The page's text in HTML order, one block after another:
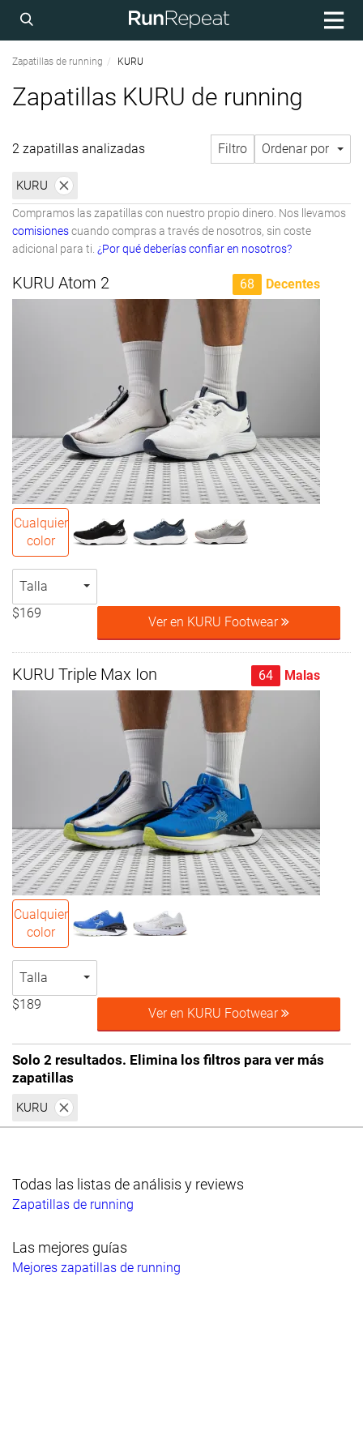
Zapatillas de running KURU
Zapatillas KURU de running
2 zapatillas analizadas Filtro Ordenar por
KURU
Compramos las zapatillas con nuestro propio dinero. Nos llevamos
comisionescuando compras a través de nosotros, sin coste
adicional para ti. ¿Por qué deberías confiar en nosotros?
KURU Atom 2 68 Decentes
Cualquier
color
Talla
$169
Ver en KURU Footwear
KURU Triple Max Ion 64 Malas
Cualquier
color
Talla
$189
Ver en KURU Footwear
Solo 2 resultados. Elimina los filtros para ver más
zapatillas
KURU
Todas las listas de análisis y reviews
Zapatillas de running
Las mejores guías
Mejores zapatillas de running